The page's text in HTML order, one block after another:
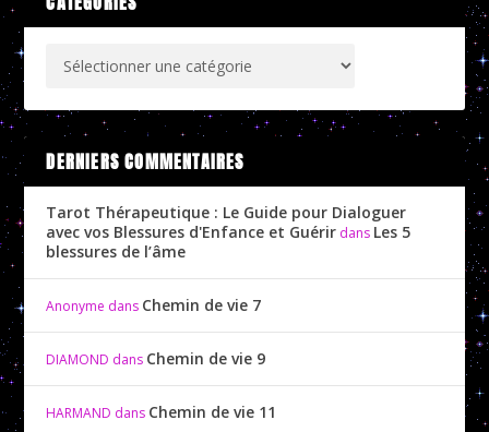
DERNIERS COMMENTAIRES
Tarot Thérapeutique : Le Guide pour Dialoguer
avec vos Blessures d'Enfance et Guérir dans Les 5
blessures de l’âme
Anonyme dans Chemin de vie 7
DIAMOND dans Chemin de vie 9
HARMAND dans Chemin de vie 11